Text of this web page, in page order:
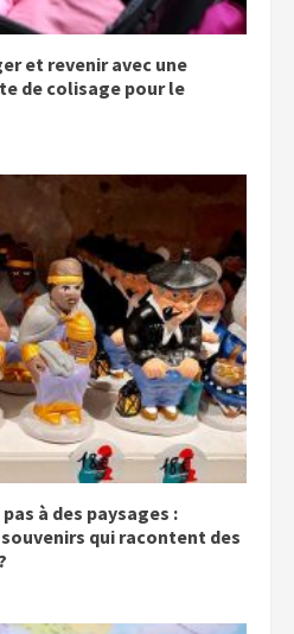
et revenir avec une
de colisage pour le
à des paysages :
qui racontent des